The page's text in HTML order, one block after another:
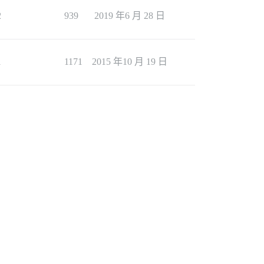
939 2019 年6 月 28 日
1171 2015 年10 月 19 日